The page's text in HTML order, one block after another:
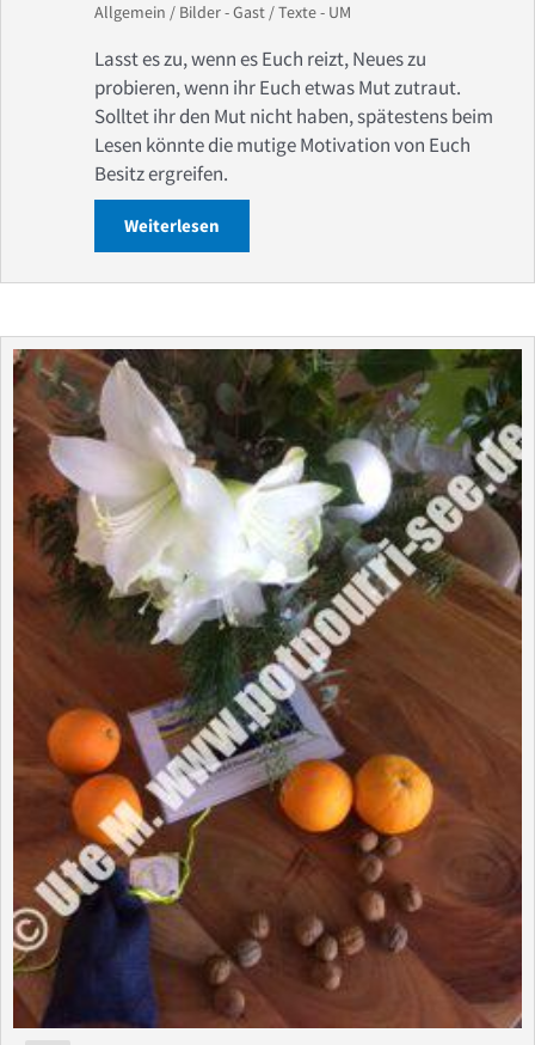
Allgemein / Bilder - Gast /Texte - UM
Lasst es zu, wenn es Euch reizt, Neues zu
probieren, wenn ihr Euch etwas Mut zutraut.
Solltet ihr den Mut nicht haben, spätestens beim
Lesen könnte die mutige Motivation von Euch
Besitz ergreifen.
Weiterlesen